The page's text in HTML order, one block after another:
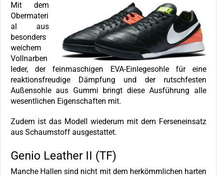
Mit dem
Obermateri
al aus
besonders
weichem
Vollnarben
leder, der feinmaschigen EVA-Einlegesohle für eine
reaktionsfreudige Dämpfung und der rutschfesten
Außensohle aus Gummi bringt diese Ausführung alle
wesentlichen Eigenschaften mit.
Zudem ist das Modell wiederum mit dem Ferseneinsatz
aus Schaumstoff ausgestattet.
Genio Leather II (TF)
Manche Hallen sind nicht mit dem herkömmlichen harten